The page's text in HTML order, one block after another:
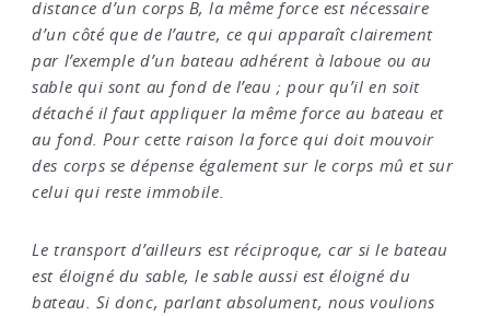
distance d’un corps B, la même force est nécessaire
d’un côté que de l’autre, ce qui apparaît clairement
par l’exemple d’un bateau adhérent à laboue ou au
sable qui sont au fond de l’eau ; pour qu’il en soit
détaché il faut appliquer la même force au bateau et
au fond. Pour cette raison la force qui doit mouvoir
des corps se dépense également sur le corps mû et sur
celui qui reste immobile.
Le transport d’ailleurs est réciproque, car si le bateau
est éloigné du sable, le sable aussi est éloigné du
bateau. Si donc, parlant absolument, nous voulions